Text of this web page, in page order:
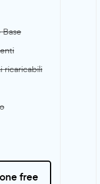
ricaricabili
free